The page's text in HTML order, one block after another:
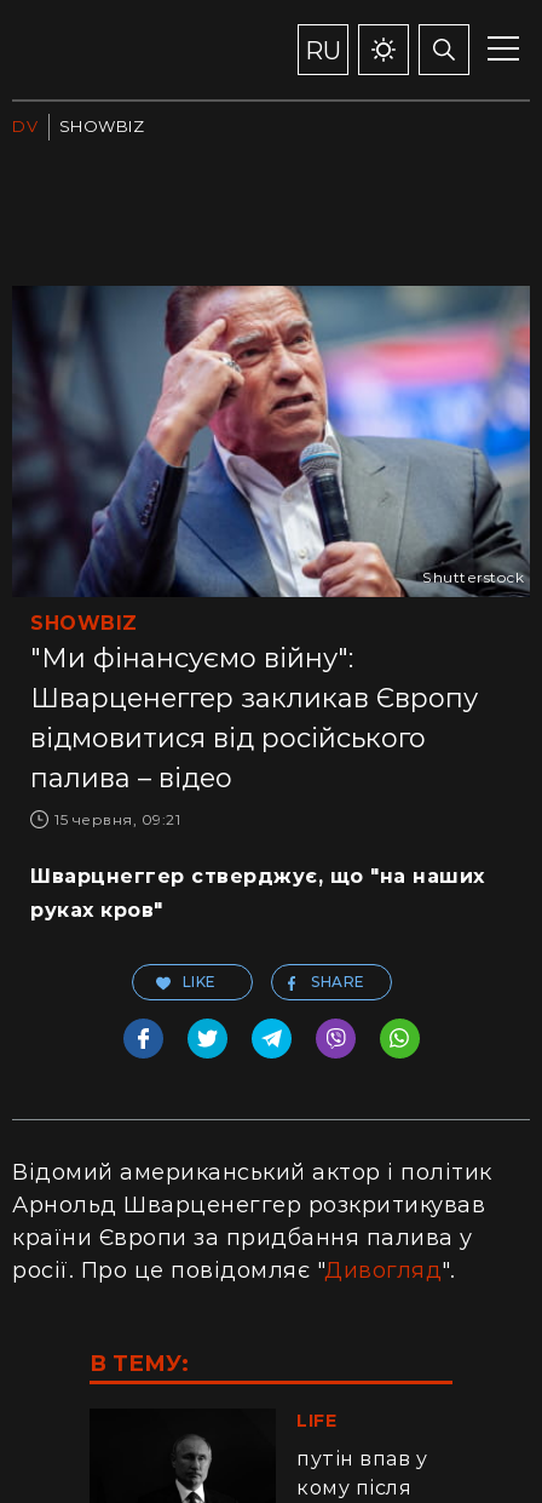
RU
DV SHOWBIZ
SHOWBIZ
"Ми фінансуємо війну":
Шварценеггер закликав Європу
відмовитися від російського
палива – відео
15 червня, 09:21
Shutterstock
Шварцнеггер стверджує, що "на наших
руках кров"
LIKE SHARE
Відомий американський актор і політик
Арнольд Шварценеггер розкритикував
країни Європи за придбання палива у
росії. Про це повідомляє "Дивогляд".
В ТЕМУ:
LIFE
путін впав у
кому після